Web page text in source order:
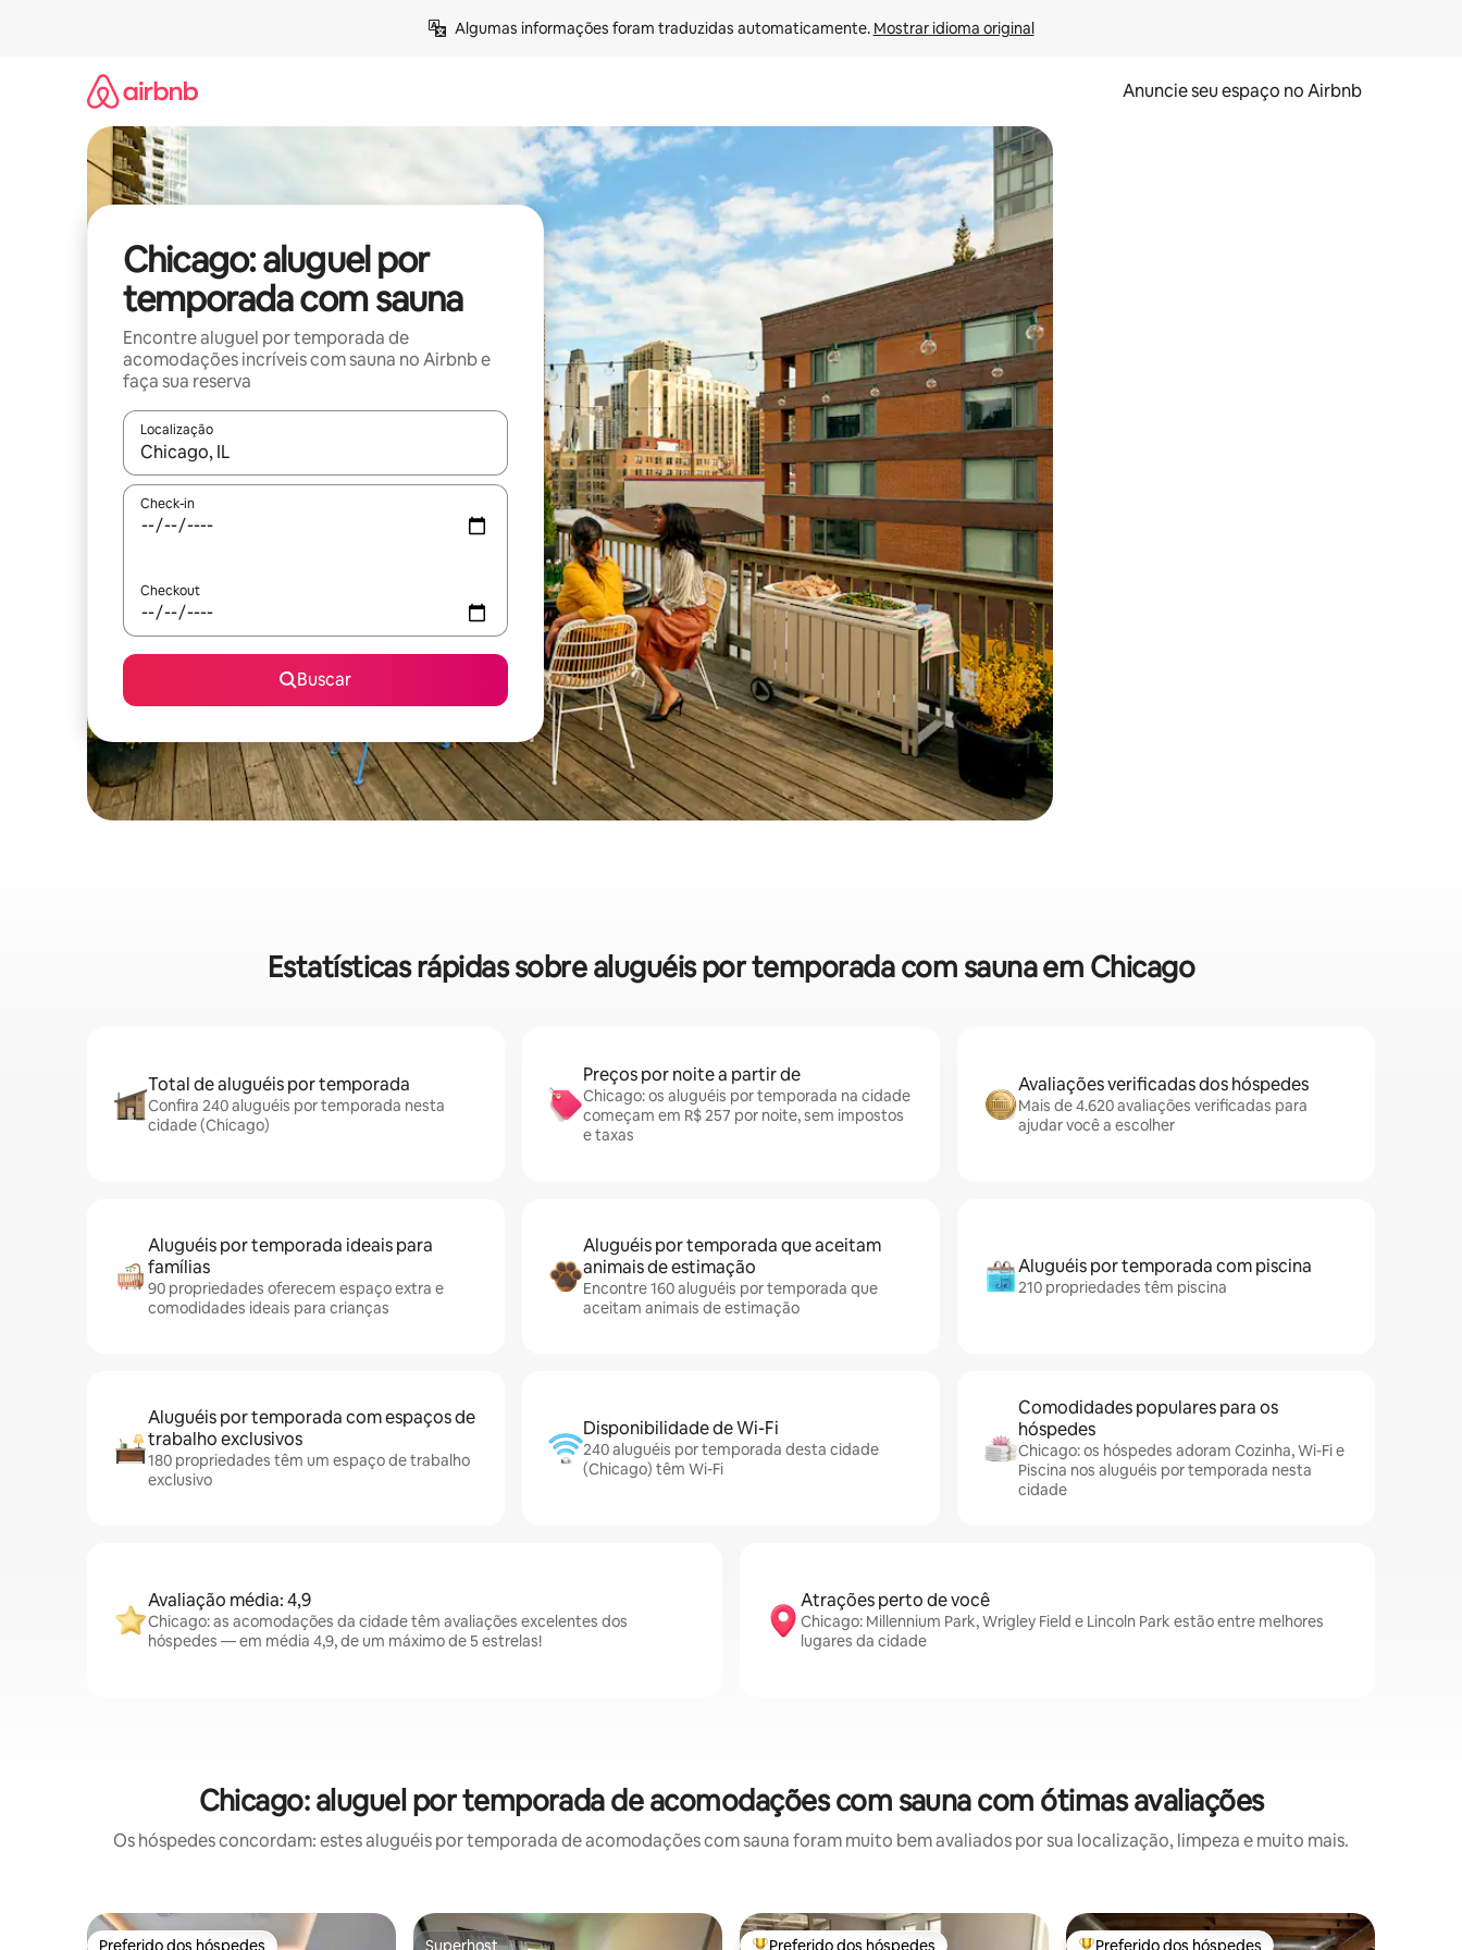
Algumas informações foram traduzidas automaticamente. Mostrar idioma original
Anuncie seu espaço no Airbnb
Chicago: aluguel por
temporada com sauna
Encontre aluguel por temporada de
acomodações incríveis com sauna no Airbnb e
faça sua reserva
Localização
Quando os resultados estiverem disponíveis, explore-os usando as seta para cima e para baixo do teclado ou tocando e deslizando o dedo na tela.
Check-in
Checkout
Buscar
Estatísticas rápidas sobre aluguéis por temporada com sauna em Chicago
Total de aluguéis por temporada
Confira 240 aluguéis por temporada nesta
cidade (Chicago)
Preços por noite a partir de
Chicago: os aluguéis por temporada na cidade
começam em R$ 257 por noite, sem impostos
e taxas
Avaliações verificadas dos hóspedes
Mais de 4.620 avaliações verificadas para
ajudar você a escolher
Aluguéis por temporada ideais para
famílias
90 propriedades oferecem espaço extra e
comodidades ideais para crianças
Aluguéis por temporada que aceitam
animais de estimação
Encontre 160 aluguéis por temporada que
aceitam animais de estimação
Aluguéis por temporada com piscina
210 propriedades têm piscina
Aluguéis por temporada com espaços de
trabalho exclusivos
180 propriedades têm um espaço de trabalho
exclusivo
Disponibilidade de Wi-Fi
240 aluguéis por temporada desta cidade
(Chicago) têm Wi-Fi
Comodidades populares para os
hóspedes
Chicago: os hóspedes adoram Cozinha, Wi-Fi e
Piscina nos aluguéis por temporada nesta
cidade
Avaliação média: 4,9
Chicago: as acomodações da cidade têm avaliações excelentes dos
hóspedes — em média 4,9, de um máximo de 5 estrelas!
Atrações perto de você
Chicago: Millennium Park, Wrigley Field e Lincoln Park estão entre melhores
lugares da cidade
Chicago: aluguel por temporada de acomodações com sauna com ótimas avaliações
Os hóspedes concordam: estes aluguéis por temporada de acomodações com sauna foram muito bem avaliados por sua localização, limpeza e muito mais.
Preferido dos hóspedes Superhost Preferido dos hóspedes Preferido dos hóspedes